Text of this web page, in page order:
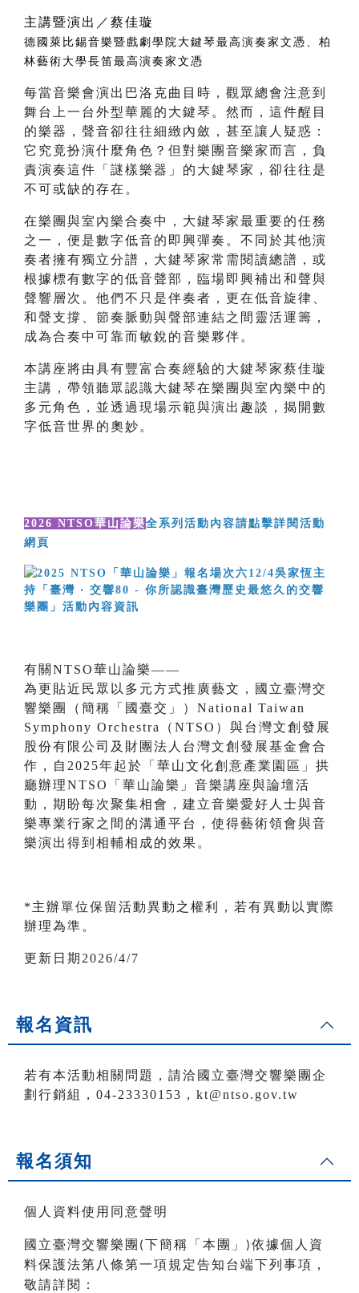
主講暨演出／蔡佳璇
德國萊比錫音樂暨戲劇學院大鍵琴最高演奏家文憑、柏
林藝術大學長笛最高演奏家文憑
每當音樂會演出巴洛克曲目時，觀眾總會注意到
舞台上一台外型華麗的大鍵琴。然而，這件醒目
的樂器，聲音卻往往細緻內斂，甚至讓人疑惑：
它究竟扮演什麼角色？但對樂團音樂家而言，負
責演奏這件「謎樣樂器」的大鍵琴家，卻往往是
不可或缺的存在。
在樂團與室內樂合奏中，大鍵琴家最重要的任務
之一，便是數字低音的即興彈奏。不同於其他演
奏者擁有獨立分譜，大鍵琴家常需閱讀總譜，或
根據標有數字的低音聲部，臨場即興補出和聲與
聲響層次。他們不只是伴奏者，更在低音旋律、
和聲支撐、節奏脈動與聲部連結之間靈活運籌，
成為合奏中可靠而敏銳的音樂夥伴。
本講座將由具有豐富合奏經驗的大鍵琴家蔡佳璇
主講，帶領聽眾認識大鍵琴在樂團與室內樂中的
多元角色，並透過現場示範與演出趣談，揭開數
字低音世界的奧妙。
2026 NTSO華山論樂全系列活動內容請點擊詳閱活動
網頁
有關NTSO華山論樂——
為更貼近民眾以多元方式推廣藝文，國立臺灣交
響樂團（簡稱「國臺交」）National Taiwan
Symphony Orchestra（NTSO）與台灣文創發展
股份有限公司及財團法人台灣文創發展基金會合
作，自2025年起於「華山文化創意產業園區」拱
廳辦理NTSO「華山論樂」音樂講座與論壇活
動，期盼每次聚集相會，建立音樂愛好人士與音
樂專業行家之間的溝通平台，使得藝術領會與音
樂演出得到相輔相成的效果。
*主辦單位保留活動異動之權利，若有異動以實際
辦理為準。
更新日期2026/4/7
報名資訊
若有本活動相關問題，請洽國立臺灣交響樂團企
劃行銷組，04-23330153，kt@ntso.gov.tw
報名須知
個人資料使用同意聲明
國立臺灣交響樂團 (下簡稱「本團」 )依據個人資
料保護法第八條第一項規定告知台端下列事項，
敬請詳閱：